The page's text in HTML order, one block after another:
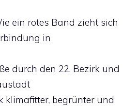
ein rotes Band zieht sich
in
durch den 22. Bezirk und
klimafitter, begrünter und